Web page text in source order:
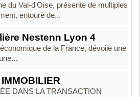
du Val-d'Oise, présente de multiples
entouré de...
Nestenn Lyon 4
de la France, dévoile une
DANS LA TRANSACTION